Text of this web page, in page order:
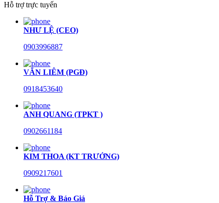
Hỗ trợ trực tuyến
NHƯ LỆ (CEO)
0903996887
VĂN LIÊM (PGĐ)
0918453640
ANH QUANG (TPKT )
0902661184
KIM THOA (KT TRƯỞNG)
0909217601
Hỗ Trợ & Báo Giá